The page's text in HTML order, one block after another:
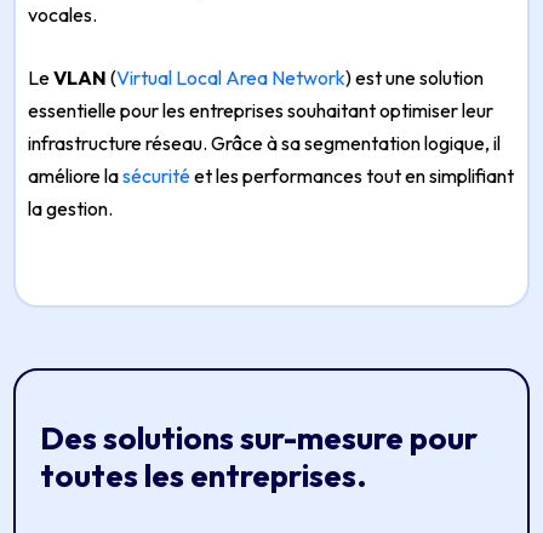
vocales.
LeVLAN (Virtual Local Area Network) est une solution
essentielle pour les entreprises souhaitant optimiser leur
infrastructure réseau. Grâce à sa segmentation logique, il
améliore lasécuritéet les performances tout en simplifiant
la gestion.
Des solutions sur-mesure pour
toutes les entreprises.